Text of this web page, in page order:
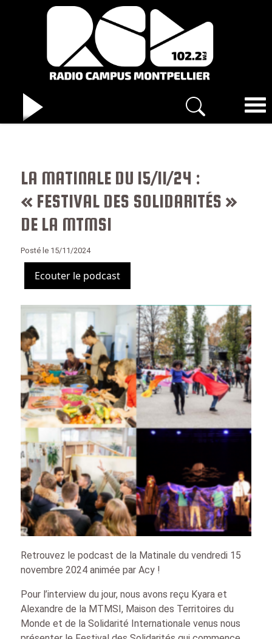
LA MATINALE DU 15/11/24 :
« FESTIVAL DES SOLIDARITÉS »
DE LA MTMSI
Posté le 15/11/2024
Ecouter le podcast
Retrouvez le podcast de la Matinale du vendredi 15
novembre 2024 animée par Acy !
Pour l’interview du jour, nous avons reçu Kyara et
Alexandre de la MTMSI, Maison des Territoires du
Monde et de la Solidarité Internationale venus nous